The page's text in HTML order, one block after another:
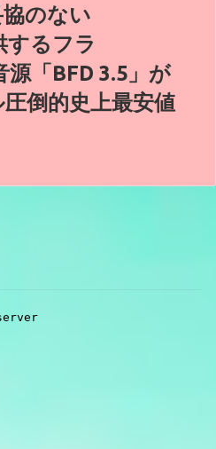
協のない
するフラ
「BFD 3.5」が
倒的史上最安値